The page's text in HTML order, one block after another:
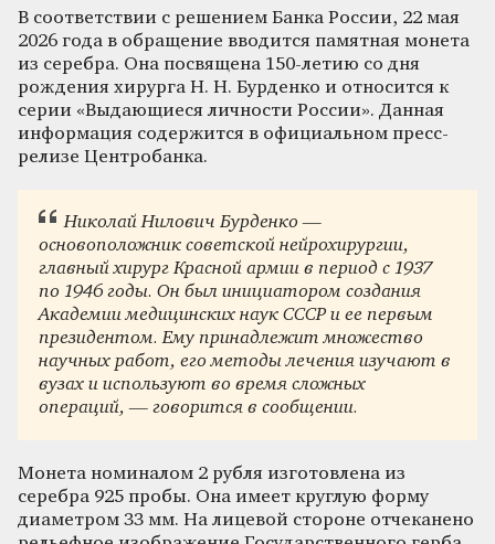
В соответствии с решением Банка России, 22 мая
2026 года в обращение вводится памятная монета
из серебра. Она посвящена 150-летию со дня
рождения хирурга Н. Н. Бурденко и относится к
серии «Выдающиеся личности России». Данная
информация содержится в официальном пресс-
релизе Центробанка.
Николай Нилович Бурденко —
основоположник советской нейрохирургии,
главный хирург Красной армии в период с 1937
по 1946 годы. Он был инициатором создания
Академии медицинских наук СССР и ее первым
президентом. Ему принадлежит множество
научных работ, его методы лечения изучают в
вузах и используют во время сложных
операций, — говорится в сообщении.
Монета номиналом 2 рубля изготовлена из
серебра 925 пробы. Она имеет круглую форму
диаметром 33 мм. На лицевой стороне отчеканено